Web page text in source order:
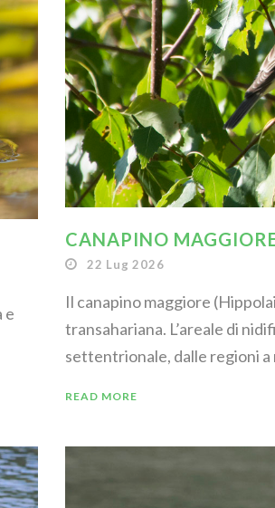
e
CANAPINO
22 Lug 2026
Il canapino maggiore
transahariana. L’areale di
settentrionale, dalle regioni a
READ MORE